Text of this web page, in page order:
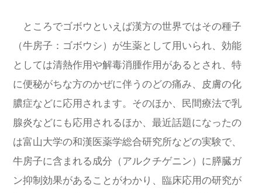
ところでゴボウといえば漢方の世界ではその種子
（牛房子：ゴボウシ）が生薬として用いられ、効能
としては清熱作用や解毒消腫作用があるとされ、特
に便秘がちな方のかぜに伴うのどの痛み、皮膚の化
膿症などに応用されます。そのほか、民間療法で乳
腺炎などにも応用されるほか、最近話題になったの
は富山大学の和漢医薬学総合研究所などの実験で、
牛房子に含まれる成分（アルクチゲニン）に膵臓ガ
ン抑制効果があることがわかり、臨床応用の研究が